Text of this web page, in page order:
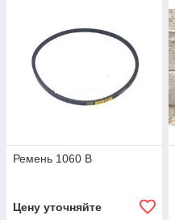
Ремень 1060 В
Цену уточняйте